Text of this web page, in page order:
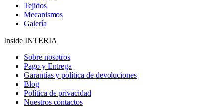
Tejidos
Mecanismos
Galería
Inside INTERIA
Sobre nosotros
Pago y Entrega
Garantías y política de devoluciones
Blog
Política de privacidad
Nuestros contactos